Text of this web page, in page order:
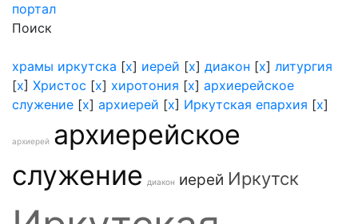
портал
Поиск
храмы иркутска [x] иерей [x] диакон [x] литургия
[x] Христос [x] хиротония [x] архиерейское
служение [x] архиерей [x] Иркутская епархия [x]
архиерей архиерейское
служение
диакон иерей Иркутск